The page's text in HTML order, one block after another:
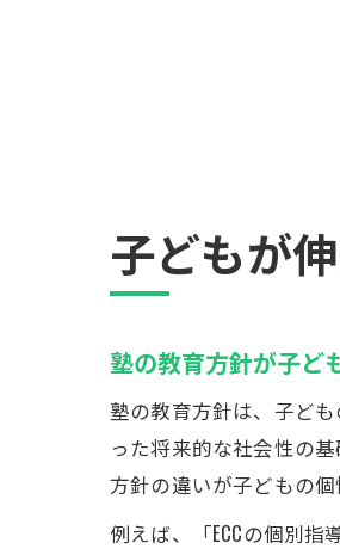
子どもが
塾の教育方針が子ど
塾の教育方針は、子ど
った将来的な社会性の
方針の違いが子どもの
例えば、「ECCの個別